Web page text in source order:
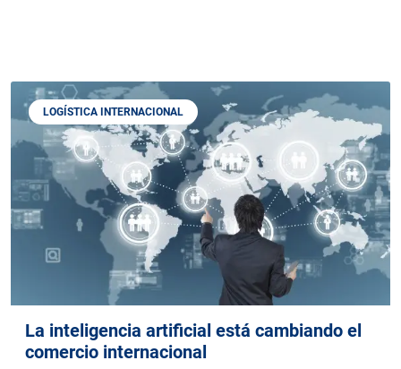
LOGÍSTICA INTERNACIONAL
La inteligencia artificial está cambiando el
comercio internacional